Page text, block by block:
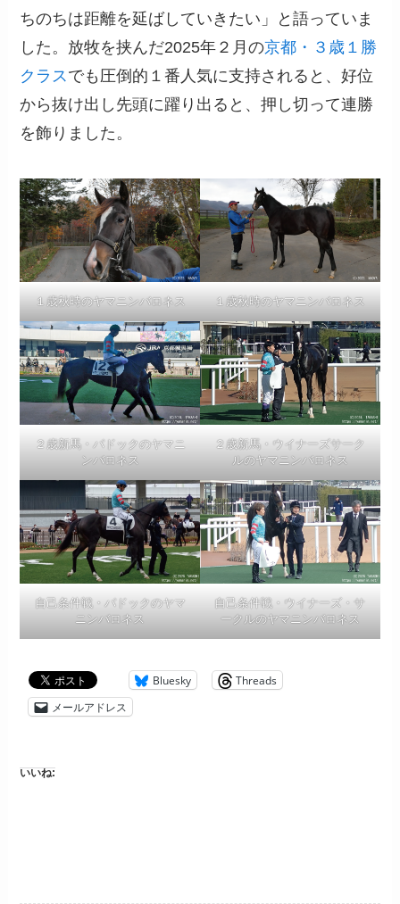
ちのちは距離を延ばしていきたい」と語っていま
した。放牧を挟んだ2025年２月の京都・３歳１勝
クラス でも圧倒的１番人気に支持されると、好位
から抜け出し先頭に躍り出ると、押し切って連勝
を飾りました。
１歳秋時のヤマニンバロネス １歳秋時のヤマニンバロネス
２歳新馬・パドックのヤマニ
ンバロネス
２歳新馬・ウイナーズサーク
ルのヤマニンバロネス
自己条件戦・パドックのヤマ
ニンバロネス
自己条件戦・ウイナーズ・サ
ークルのヤマニンバロネス
Bluesky
Threads
メールアドレス
いいね: